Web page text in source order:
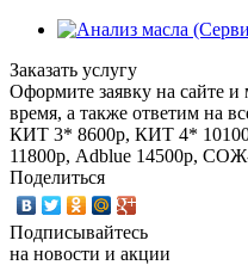
Заказать услугу
Оформите заявку на сайте
время, а также ответим на
КИТ 3* 8600р, КИТ 4*
11800р, Adblue 14500р,
Поделиться
Подписывайтесь
на новости и акции